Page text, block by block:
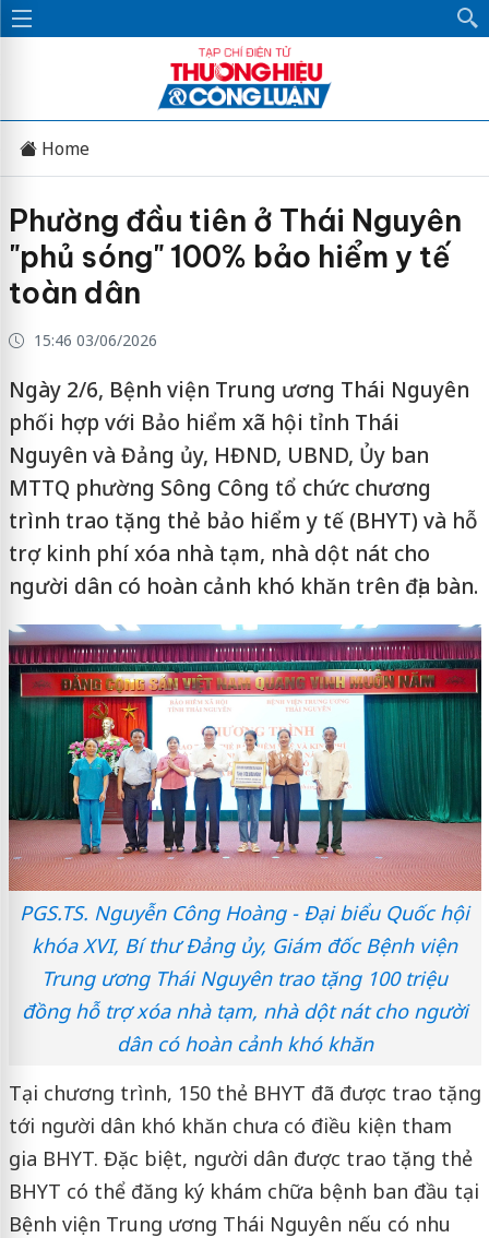
Home
Phường đầu tiên ở Thái Nguyên
"phủ sóng" 100% bảo hiểm y tế
toàn dân
15:46 03/06/2026
Ngày 2/6, Bệnh viện Trung ương Thái Nguyên
phối hợp với Bảo hiểm xã hội tỉnh Thái
Nguyên và Đảng ủy, HĐND, UBND, Ủy ban
MTTQ phường Sông Công tổ chức chương
trình trao tặng thẻ bảo hiểm y tế (BHYT) và hỗ
trợ kinh phí xóa nhà tạm, nhà dột nát cho
người dân có hoàn cảnh khó khăn trên địa bàn.
PGS.TS. Nguyễn Công Hoàng - Đại biểu Quốc hội
khóa XVI, Bí thư Đảng ủy, Giám đốc Bệnh viện
Trung ương Thái Nguyên trao tặng 100 triệu
đồng hỗ trợ xóa nhà tạm, nhà dột nát cho người
dân có hoàn cảnh khó khăn
Tại chương trình, 150 thẻ BHYT đã được trao tặng
tới người dân khó khăn chưa có điều kiện tham
gia BHYT. Đặc biệt, người dân được trao tặng thẻ
BHYT có thể đăng ký khám chữa bệnh ban đầu tại
Bệnh viện Trung ương Thái Nguyên nếu có nhu